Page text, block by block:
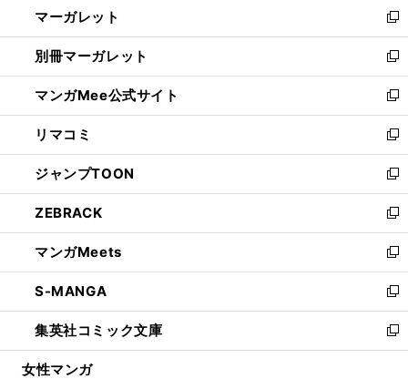
く
で
開
く
ド
ウ
で
開
く
い
ウ
ィ
ン
ド
ウ
で
開
く
マーガレット
新
し
い
ウ
ィ
ン
ド
ウ
で
開
く
別冊マーガレット
新
し
い
ウ
ィ
ン
ド
ウ
で
開
く
マンガMee公式サイト
新
し
い
ウ
ィ
ン
ド
ウ
で
開
く
リマコミ
新
し
い
ウ
ィ
ン
ド
ウ
で
開
く
ジャンプTOON
新
し
い
ウ
ィ
ン
ド
ウ
で
開
ZEBRACK
新
し
い
ウ
ィ
ン
ド
ウ
マンガMeets
新
し
い
ウ
ィ
ン
S-MANGA
新
し
い
ウ
集英社コミック文庫
新
し
女性マンガ